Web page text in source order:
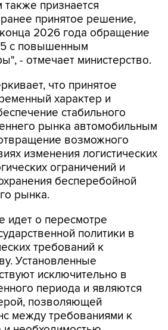
2026 года обращение
с повышенным
- отмечает министерство.
что принятое
стабильного
рынка автомобильным
возможного
изменения логистических
ограничений и
бесперебойной
рынка.
о пересмотре
требований к
Установленные
исключительно в
периода и являются
позволяющей
между требованиями к
и необходимостью
доступность для